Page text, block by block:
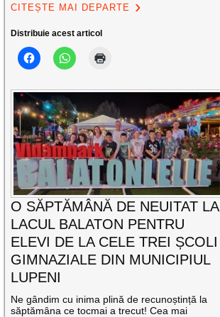
CITEȘTE MAI DEPARTE
Distribuie acest articol
O SĂPTĂMÂNĂ DE NEUITAT LA
LACUL BALATON PENTRU
ELEVI DE LA CELE TREI ȘCOLI
GIMNAZIALE DIN MUNICIPIUL
LUPENI
Ne gândim cu inima plină de recunoștință la
săptămâna ce tocmai a trecut! Cea mai